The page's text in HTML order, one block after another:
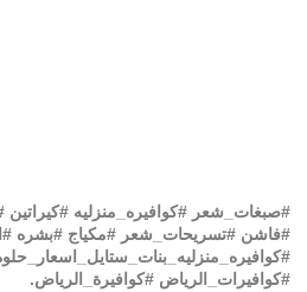
#صبغات_شعر‬⁩ ⁧‫#كوافيره_منزليه‬⁩ ⁧‫#كيراتين‬⁩
⁧‫#فاشن‬⁩ ⁧‫#تسريحات_شعر‬⁩ ⁧‫#مكياج‬⁩ ⁧‫#بشره‬⁩
⁧‫#كوافيرات_الرياض‬⁩ ⁧‫#كوافيرة_الرياض‬⁩.